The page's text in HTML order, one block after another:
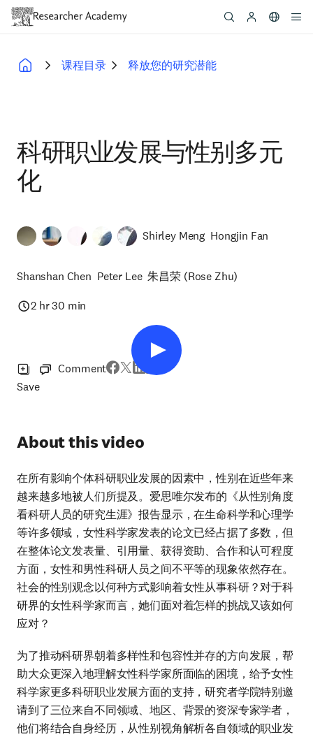
Skip
content
课程目录 释放您的研究潜能
科研职业发展与性别多元
化
Shirley Meng Hongjin Fan
Shanshan Chen Peter Lee 朱昌荣 (Rose Zhu)
2 hr 30 min
Save
Comment
About this video
在所有影响个体科研职业发展的因素中，性别在近些年来
越来越多地被人们所提及。爱思唯尔发布的《从性别角度
看科研人员的研究生涯》报告显示，在生命科学和心理学
等许多领域，女性科学家发表的论文已经占据了多数，但
在整体论文发表量、引用量、获得资助、合作和认可程度
方面，女性和男性科研人员之间不平等的现象依然存在。
社会的性别观念以何种方式影响着女性从事科研？对于科
研界的女性科学家而言，她们面对着怎样的挑战又该如何
应对？
为了推动科研界朝着多样性和包容性并存的方向发展，帮
助大众更深入地理解女性科学家所面临的困境，给予女性
科学家更多科研职业发展方面的支持，研究者学院特别邀
请到了三位来自不同领域、地区、背景的资深专家学者，
他们将结合自身经历，从性别视角解析各自领域的职业发